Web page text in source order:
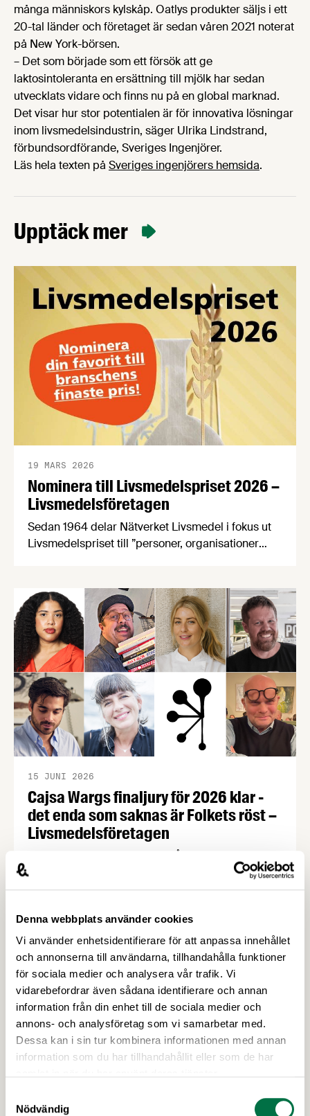
Denna webbplats använder cookies
Vi använder enhetsidentifierare för att anpassa innehållet
och annonserna till användarna, tillhandahålla funktioner
för sociala medier och analysera vår trafik. Vi
vidarebefordrar även sådana identifierare och annan
information från din enhet till de sociala medier och
annons- och analysföretag som vi samarbetar med.
Dessa kan i sin tur kombinera informationen med annan
information som du har tillhandahållit eller som de har
Nödvändig
många människors kylskåp. Oatlys produkter säljs i ett
20-tal länder och företaget är sedan våren 2021 noterat
på New York-börsen.
– Det som började som ett försök att ge
laktosintoleranta en ersättning till mjölk har sedan
utvecklats vidare och finns nu på en global marknad.
Det visar hur stor potentialen är för innovativa lösningar
inom livsmedelsindustrin, säger Ulrika Lindstrand,
förbundsordförande, Sveriges Ingenjörer.
Läs hela texten på Sveriges ingenjörers hemsida.
Upptäck mer
Nominera till Livsmedelspriset 2026 –
Livsmedelsföretagen
19 MARS 2026
Sedan 1964 delar Nätverket Livsmedel i fokus ut
Livsmedelspriset till ”personer, organisationer
förutsättningar för att öka livsmedelsnäringens
konkurrenskraft och utveckling”. Passa på att
nominera en eller flera kandidater senast den 21
april! Bland de nomineringar som kommer in
kommer en jury …
Cajsa Wargs finaljury för 2026 klar -
det enda som saknas är Folkets röst –
Livsmedelsföretagen
15 JUNI 2026
100 000 kr och utmärkelsen Årets kokbok – Cajsa
Warg-priset är priset alla kokboksförfattare vill
vinna. Årets finaljury består bland annat av en
kokbokssamlare och en legendarisk matfotograf.
Dessutom har alla kokboksälskare möjlighet att
söka till att bli en del av finaljuryn som Folkets röst.
Frida Ronge, David Sundin, Karolina Sparring, …